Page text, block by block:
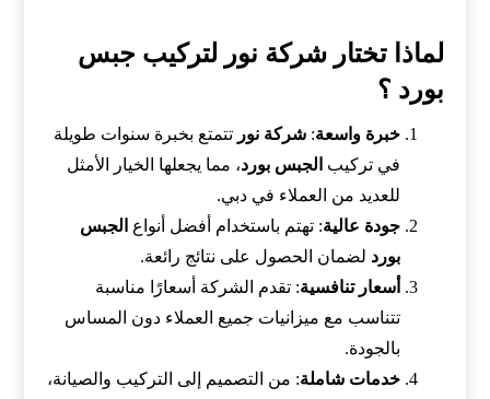
لماذا تختار شركة نور لتركيب جبس
بورد ؟
خبرة واسعة:شركة نور تتمتع بخبرة سنوات طويلة
في تركيب الجبس بورد، مما يجعلها الخيار الأمثل
للعديد من العملاء في دبي.
جودة عالية: تهتم باستخدام أفضل أنواع الجبس
بورد لضمان الحصول على نتائج رائعة.
أسعار تنافسية: تقدم الشركة أسعارًا مناسبة
تتناسب مع ميزانيات جميع العملاء دون المساس
بالجودة.
خدمات شاملة: من التصميم إلى التركيب والصيانة،